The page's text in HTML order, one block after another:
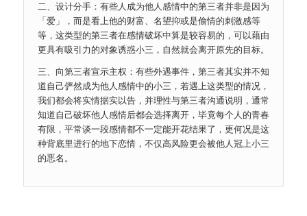
二、设计分手：有些人成为他人感情中的第三者并非是因为
「爱」，而是看上他的财富、名望抑或是偷情的刺激感等
等，这类型的第三者在感情破坏中算是较容易的，可以藉由
更具有吸引力的对象诱惑小三，自然就会离开原先的目标。
三、向第三者宣示主权：有些外遇事件，第三者其实并不知
道自己俨然成为他人感情中的小三，若遇上这类型的情况，
我们都会将实情据实以告，并理性与第三者沟通说明，通常
知道自己破坏他人感情后都会选择离开，毕竟每个人的青春
有限，平常谈一段感情都不一定能开花结果了，更何况是这
种背底里进行的地下恋情，不仅高风险更会被他人冠上小三
的恶名。